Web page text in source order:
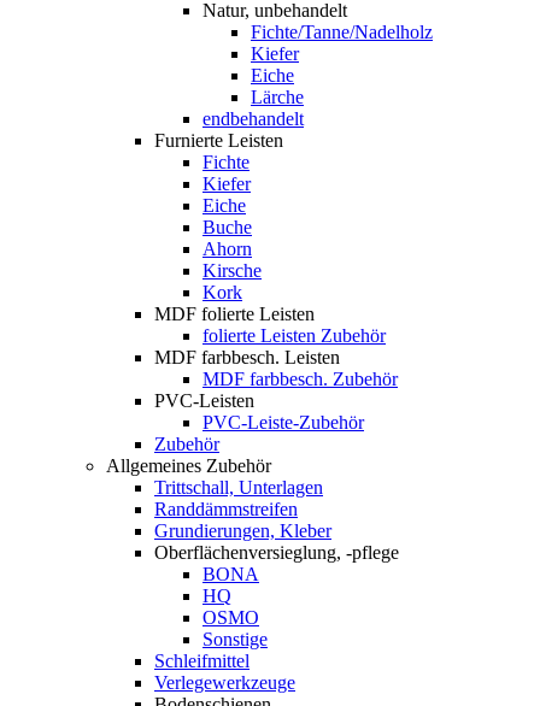
Natur, unbehandelt
Fichte/Tanne/Nadelholz
Kiefer
Eiche
Lärche
endbehandelt
Furnierte Leisten
Fichte
Kiefer
Eiche
Buche
Ahorn
Kirsche
Kork
MDF folierte Leisten
folierte Leisten Zubehör
MDF farbbesch. Leisten
MDF farbbesch. Zubehör
PVC-Leisten
PVC-Leiste-Zubehör
Zubehör
Allgemeines Zubehör
Trittschall, Unterlagen
Randdämmstreifen
Grundierungen, Kleber
Oberflächenversieglung, -pflege
BONA
HQ
OSMO
Sonstige
Schleifmittel
Verlegewerkzeuge